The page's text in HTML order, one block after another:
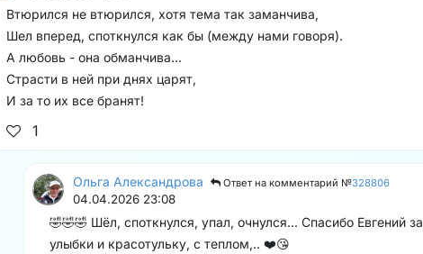
Втюрился не втюрился, хотя тема так заманчива,
Шел вперед, споткнулся как бы (между нами говоря).
А любовь - она обманчива...
Страсти в ней при днях царят,
И за то их все бранят!
1
Ольга Александрова Ответ на комментарий №328806
04.04.2026 23:08
🤣🤣🤣 Шёл, споткнулся, упал, очнулся... Спасибо Евгений за
улыбки и красотульку, с теплом,.. ❤️😘